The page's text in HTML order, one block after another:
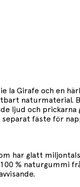
la Girafe och en
ljud och prickarna
fäste för
har glatt
%